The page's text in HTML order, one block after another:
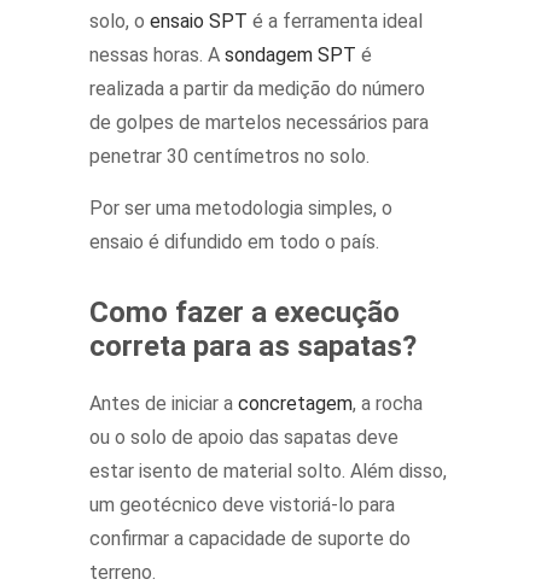
solo, o ensaio SPT é a ferramenta ideal
nessas horas. A sondagem SPT é
realizada a partir da medição do número
de golpes de martelos necessários para
penetrar 30 centímetros no solo.
Por ser uma metodologia simples, o
ensaio é difundido em todo o país.
Como fazer a execução
correta para as sapatas?
Antes de iniciar a concretagem, a rocha
ou o solo de apoio das sapatas deve
estar isento de material solto. Além disso,
um geotécnico deve vistoriá-lo para
confirmar a capacidade de suporte do
terreno.